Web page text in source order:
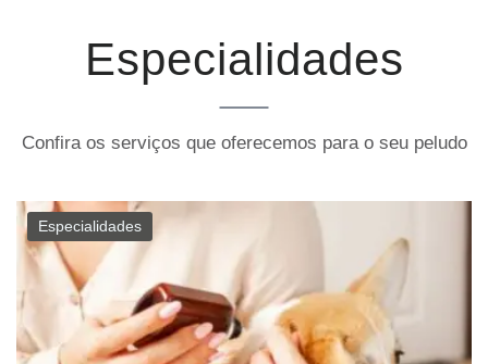
Especialidades
Confira os serviços que oferecemos para o seu peludo
Especialidades